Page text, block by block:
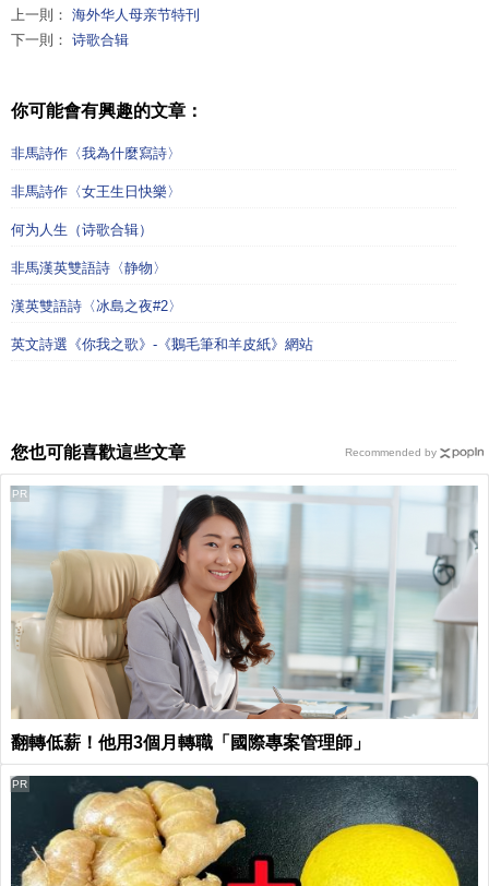
上一則： 海外华人母亲节特刊
下一則： 诗歌合辑
你可能會有興趣的文章：
非馬詩作〈我為什麼寫詩〉
非馬詩作〈女王生日快樂〉
何为人生（诗歌合辑）
非馬漢英雙語詩〈静物〉
漢英雙語詩〈冰島之夜#2〉
英文詩選《你我之歌》-《鵝毛筆和羊皮紙》網站
您也可能喜歡這些文章
翻轉低薪！他用3個月轉職「國際專案管理師」
PR
PR
Recommended by